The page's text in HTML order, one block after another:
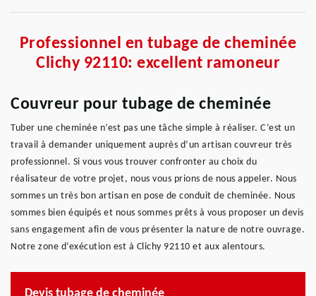
Professionnel en tubage de cheminée
Clichy 92110: excellent ramoneur
Couvreur pour tubage de cheminée
Tuber une cheminée n’est pas une tâche simple à réaliser. C’est un
travail à demander uniquement auprès d’un artisan couvreur très
professionnel. Si vous vous trouver confronter au choix du
réalisateur de votre projet, nous vous prions de nous appeler. Nous
sommes un très bon artisan en pose de conduit de cheminée. Nous
sommes bien équipés et nous sommes prêts à vous proposer un devis
sans engagement afin de vous présenter la nature de notre ouvrage.
Notre zone d’exécution est à Clichy 92110 et aux alentours.